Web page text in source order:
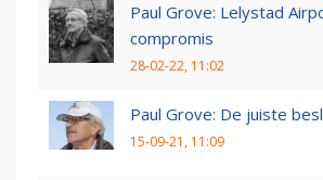
Paul Grove: Lelystad
compromis
28-02-22, 11:02
Paul Grove: De juiste
15-09-21, 11:09